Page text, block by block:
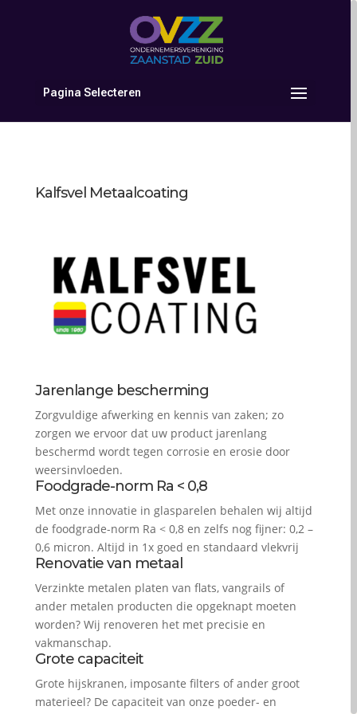
Pagina Selecteren
Kalfsvel Metaalcoating
Jarenlange bescherming
Zorgvuldige afwerking en kennis van zaken; zo
zorgen we ervoor dat uw product jarenlang
beschermd wordt tegen corrosie en erosie door
weersinvloeden.
Foodgrade-norm Ra < 0,8
Met onze innovatie in glasparelen behalen wij altijd
de foodgrade-norm Ra < 0,8 en zelfs nog fijner: 0,2 –
0,6 micron. Altijd in 1x goed en standaard vlekvrij
Renovatie van metaal
Verzinkte metalen platen van flats, vangrails of
ander metalen producten die opgeknapt moeten
worden? Wij renoveren het met precisie en
vakmanschap.
Grote capaciteit
Grote hijskranen, imposante filters of ander groot
materieel? De capaciteit van onze poeder- en